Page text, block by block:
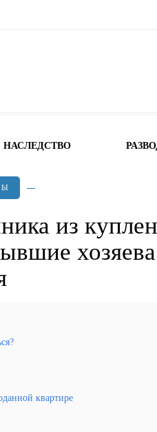
НАСЛЕДСТВО
из
квартире